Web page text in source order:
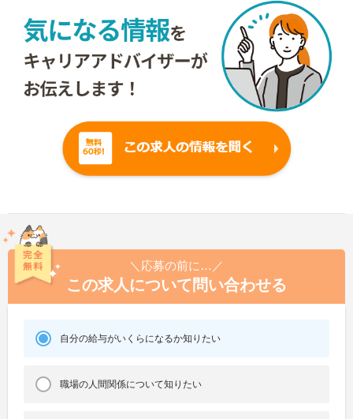
＼応募の前に…／
この求人について問い合わせる
自分の給与がいくらになるか知りたい
職場の人間関係について知りたい